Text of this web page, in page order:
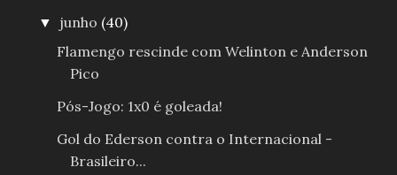
▼ junho (40)
Flamengo rescinde com Welinton e Anderson
Pico
Pós-Jogo: 1x0 é goleada!
Gol do Ederson contra o Internacional -
Brasileiro...